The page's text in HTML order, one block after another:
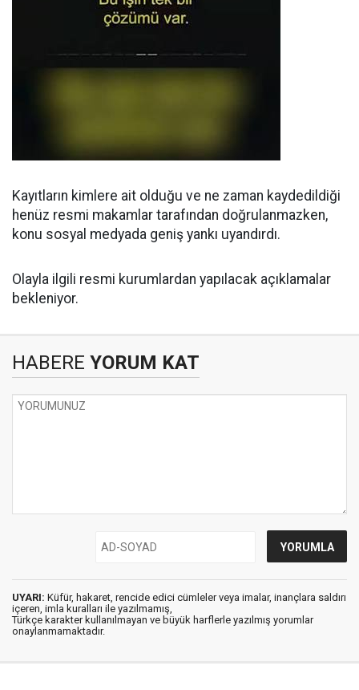
Kayıtların kimlere ait olduğu ve ne zaman kaydedildiği
henüz resmi makamlar tarafından doğrulanmazken,
konu sosyal medyada geniş yankı uyandırdı.
Olayla ilgili resmi kurumlardan yapılacak açıklamalar
bekleniyor.
HABERE YORUM KAT
UYARI: Küfür, hakaret, rencide edici cümleler veya imalar, inançlara saldırı
içeren, imla kuralları ile yazılmamış,
Türkçe karakter kullanılmayan ve büyük harflerle yazılmış yorumlar
onaylanmamaktadır.